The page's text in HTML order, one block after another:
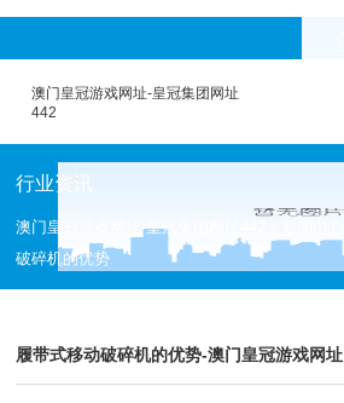
澳门皇冠游戏网址-皇冠集团网址
442
行业资讯
澳门皇冠游戏网址-皇冠集团网址442
破碎机的优势
履带式移动破碎机的优势-澳门皇冠游戏网址